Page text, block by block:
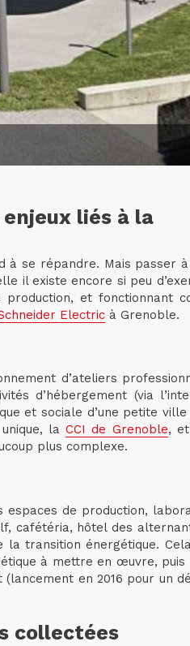
liés à la
se répandre. Mais passer à
il existe encore si peu
production, et fonctionnant
Electric à Grenoble.
d’ateliers
d’hébergement (via
et sociale d’une petite ville
unique, laCCI de Grenoble,
plus complexe.
espaces de production,
cafétéria, hôtel des
transition énergétique.
à mettre en œuvre,
en 2016 pour un
collectées